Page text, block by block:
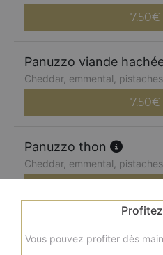
7.50€
Panuzzo viande
Cheddar, emmental,
7.50€
Panuzzo thon
Cheddar, emmental,
Panuzzo saumon
Cheddar, emmental,
Vous pouvez profiter dès